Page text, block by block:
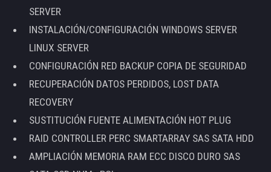
SERVER
INSTALACIÓN/CONFIGURACIÓN WINDOWS SERVER
LINUX SERVER
CONFIGURACIÓN RED BACKUP COPIA DE SEGURIDAD
RECUPERACIÓN DATOS PERDIDOS, LOST DATA
RECOVERY
SUSTITUCIÓN FUENTE ALIMENTACIÓN HOT PLUG
RAID CONTROLLER PERC SMARTARRAY SAS SATA HDD
AMPLIACIÓN MEMORIA RAM ECC DISCO DURO SAS